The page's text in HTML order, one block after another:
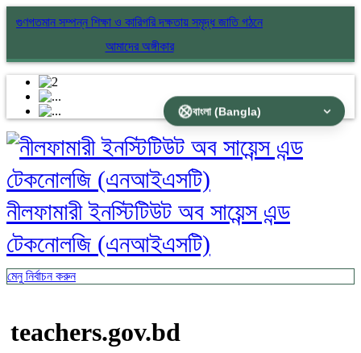
গুণগতমান সম্পন্ন শিক্ষা ও কারিগরি দক্ষতায় সমৃদ্ধ জাতি গঠনে
আমাদের অঙ্গীকার
নীলফামারী ইনস্টিটিউট অব সায়েন্স এন্ড
টেকনোলজি (এনআইএসটি)
মেনু নির্বাচন করুন
teachers.gov.bd